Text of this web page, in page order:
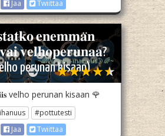
Jaa
Twiittaa
𝐞𝐧𝐞𝐦𝐦𝐚̈𝐧
𝐯𝐞𝐥𝐡𝐨𝐩𝐞𝐫𝐮𝐧𝐚𝐚?
perunan kisaan)
~🌈🌜Pelle-ihanuus🌛🌈~
velho perunan kisaan 🌹
#pottutesti
Jaa
Twiittaa